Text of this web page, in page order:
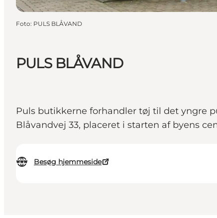
PULS BLÅVAND
Puls butikkerne forhandler tøj til det yngre
Blåvandvej 33, placeret i starten af byens
Besøg hjemmeside
Foto: PULS BLÅVAND